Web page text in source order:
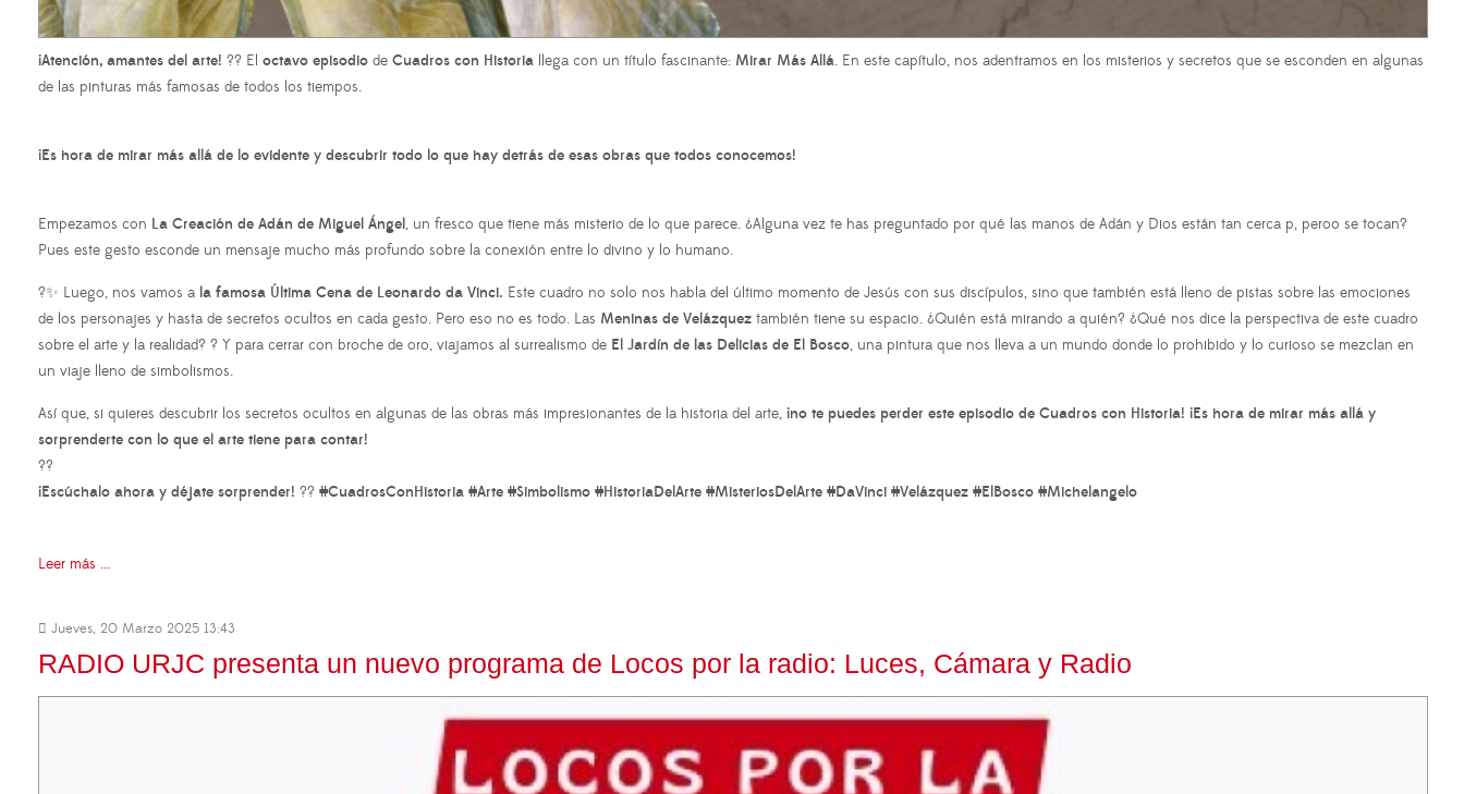
¡Atención, amantes del arte! ?? El octavo episodio de Cuadros con Historia llega con un título fascinante: Mirar Más Allá. En este capítulo, nos adentramos en los misterios y secretos que se esconden en algunas
de las pinturas más famosas de todos los tiempos.
¡Es hora de mirar más allá de lo evidente y descubrir todo lo que hay detrás de esas obras que todos conocemos!
Empezamos con La Creación de Adán de Miguel Ángel, un fresco que tiene más misterio de lo que parece. ¿Alguna vez te has preguntado por qué las manos de Adán y Dios están tan cerca p, peroo se tocan?
Pues este gesto esconde un mensaje mucho más profundo sobre la conexión entre lo divino y lo humano.
?✨ Luego, nos vamos a la famosa Última Cena de Leonardo da Vinci. Este cuadro no solo nos habla del último momento de Jesús con sus discípulos, sino que también está lleno de pistas sobre las emociones
de los personajes y hasta de secretos ocultos en cada gesto. Pero eso no es todo. Las Meninas de Velázquez también tiene su espacio. ¿Quién está mirando a quién? ¿Qué nos dice la perspectiva de este cuadro
sobre el arte y la realidad? ? Y para cerrar con broche de oro, viajamos al surrealismo de El Jardín de las Delicias de El Bosco, una pintura que nos lleva a un mundo donde lo prohibido y lo curioso se mezclan en
un viaje lleno de simbolismos.
Así que, si quieres descubrir los secretos ocultos en algunas de las obras más impresionantes de la historia del arte, ¡no te puedes perder este episodio de Cuadros con Historia! ¡Es hora de mirar más allá y
sorprenderte con lo que el arte tiene para contar!
??
¡Escúchalo ahora y déjate sorprender! ?? #CuadrosConHistoria #Arte #Simbolismo #HistoriaDelArte #MisteriosDelArte #DaVinci #Velázquez #ElBosco #Michelangelo
Leer más ...
Jueves, 20 Marzo 2025 13:43
RADIO URJC presenta un nuevo programa de Locos por la radio: Luces, Cámara y Radio